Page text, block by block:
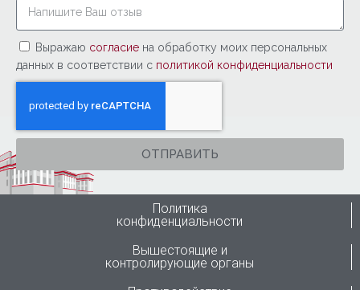
Выражаю согласие на обработку моих персональных
данных в соответствии с политикой конфиденциальности
ОТПРАВИТЬ
Политика
конфиденциальности
Вышестоящие и
контролирующие органы